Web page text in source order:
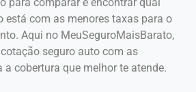
está com as menores taxas para o
Aqui no MeuSeguroMaisBarato,
seguro auto com as
a cobertura que melhor te atende.